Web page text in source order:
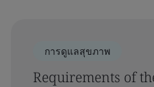
การดูแลสุขภาพ
Requirements of